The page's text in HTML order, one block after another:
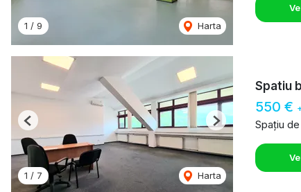
1 / 9 Harta
1 / 7 Harta
Previous Next
Spatiu
550 €
Spațiu